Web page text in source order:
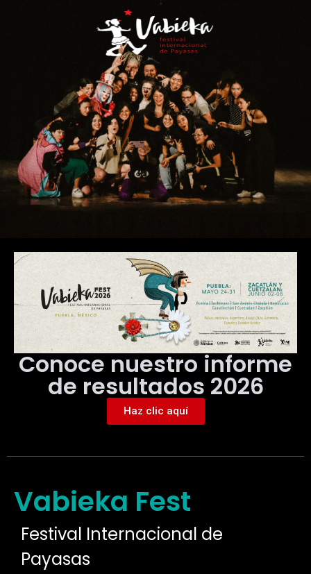
Conoce nuestro informe
de resultados 2026
Haz clic aquí
Vabieka Fest
Festival Internacional de
Payasas